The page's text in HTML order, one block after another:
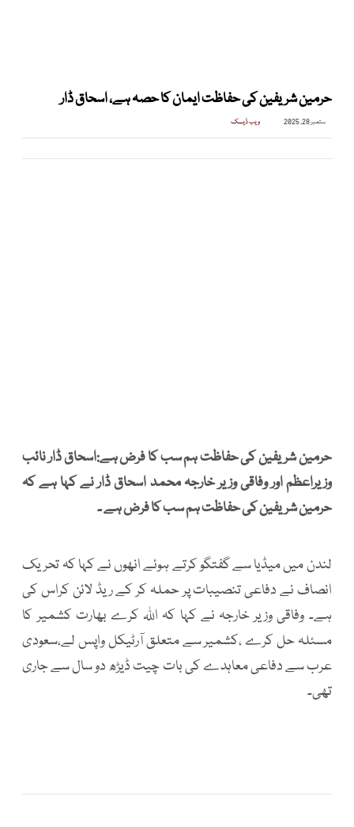
حرمین شریفین کی حفاظت ایمان کا حصہ ہے، اسحاق ڈار
ستمبر 28, 2025 ویب ڈیسک
حرمین شریفین کی حفاظت ہم سب کا فرض ہے:اسحاق ڈار نائب
وزیراعظم اور وفاقی وزیر خارجہ محمد اسحاق ڈار نے کہا ہے کہ
حرمین شریفین کی حفاظت ہم سب کا فرض ہے ۔
لندن میں میڈیا سے گفتگو کرتے ہوئے انھوں نے کہا کہ تحریک
انصاف نے دفاعی تنصیبات پر حملہ کر کے ریڈ لائن کراس کی
ہے۔ وفاقی وزیر خارجہ نے کہا کہ اللہ کرے بھارت کشمیر کا
مسئلہ حل کرے ،کشمیر سے متعلق آرٹیکل واپس لے،سعودی
عرب سے دفاعی معاہدے کی بات چیت ڈیڑھ دو سال سے جاری
تھی۔